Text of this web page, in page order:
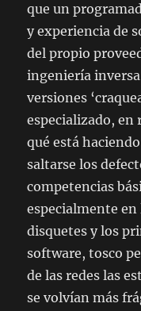
que un
y experiencia de
del propio
ingeniería
versiones
especializado, en
qué está
saltarse los
competencias
especialmente en
disquetes y los
software, tosco
de las redes las
se volvían más